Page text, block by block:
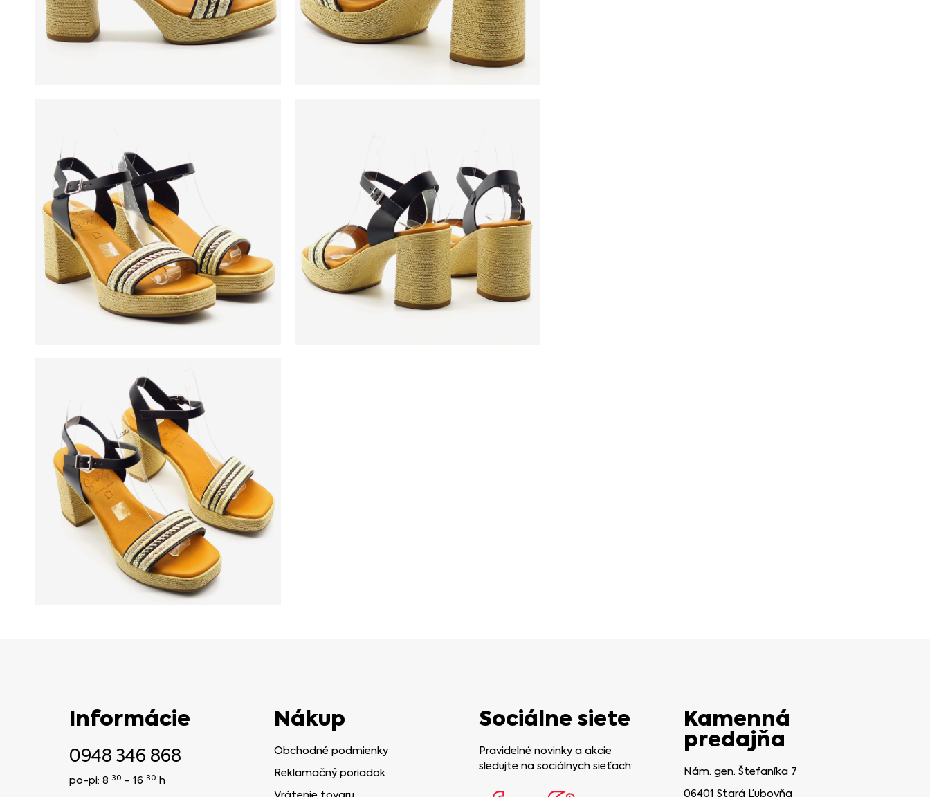
Informácie
0948 346 868
po-pi: 8 30 - 16 30 h
Nákup
Obchodné podmienky
Reklamačný poriadok
Sociálne siete
Pravidelné novinky a akcie
sledujte na sociálnych sieťach:
Kamenná
predajňa
Nám. gen. Štefaníka 7
06401 Stará Ľubovňa